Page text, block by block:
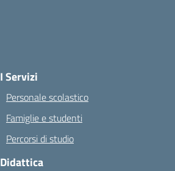
I Servizi
Personale scolastico
Famiglie e studenti
Percorsi di studio
Didattica